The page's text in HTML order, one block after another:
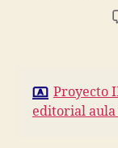
Proyecto
editorial aula